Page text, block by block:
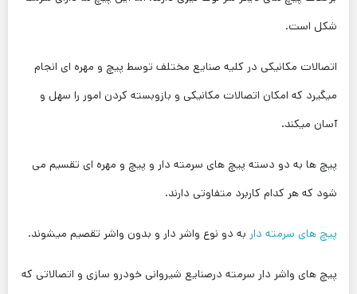
شکل است.
اتصالات مکانیکی در کلیه صنایع مختلف توسط پیچ و مهره ای انجام
میگیرد که امکان اتصالات مکانیکی و بازوبسته کردن امور را سهل و
آسان میکند.
پیچ ها به دو دسته پیچ های سرمته دار و پیچ و مهره ای تقسیم می
شود که هر کدام کاربرد متفاوتی دارند.
پیچ های سرمته دار به دو نوع واشر دار و بدون واشر تقصیم میشوند.
پیچ های واشر دار سرمته درصنایع شیروانی خودرو سازی و اتصالاتی که